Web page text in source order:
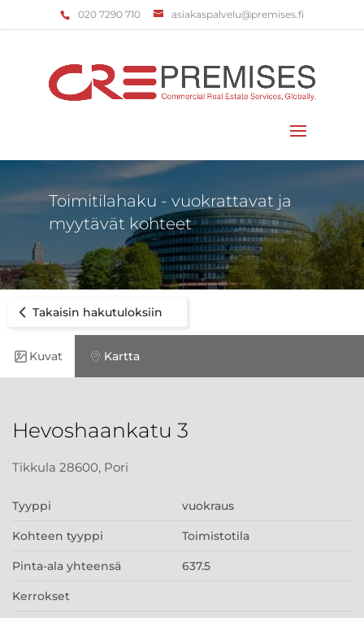
‌020 7290 710 asiakaspalvelu@premises.fi
Toimitilahaku - vuokrattavat ja
myytävät kohteet
Takaisin hakutuloksiin
Kuvat Kartta
Hevoshaankatu 3
Tikkula 28600, Pori
Tyyppi vuokraus
Kohteen tyyppi Toimistotila
Pinta-ala yhteensä 637.5
Kerrokset